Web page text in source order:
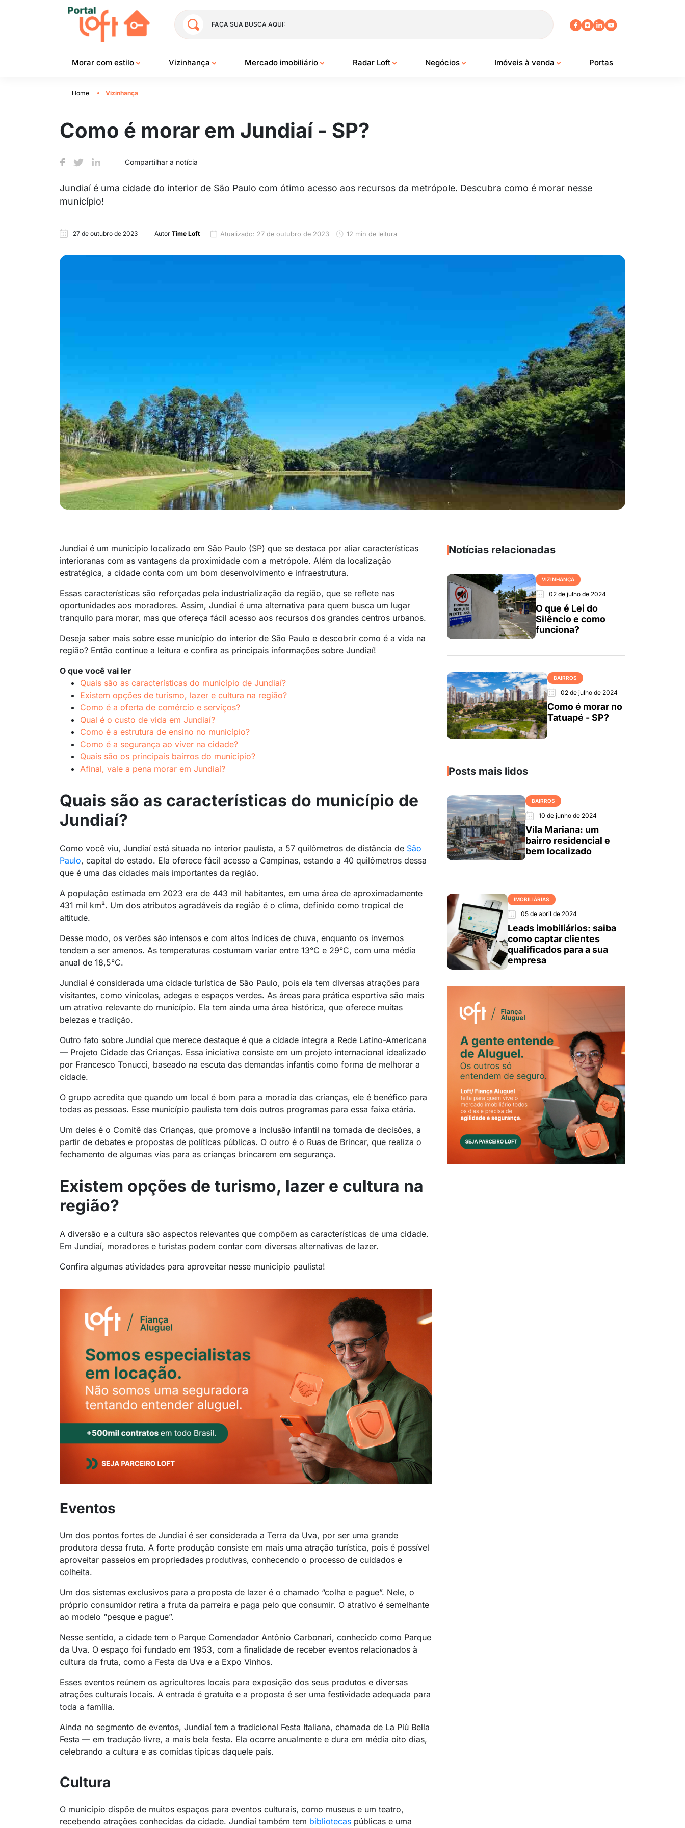
FAÇA SUA BUSCA AQUI:
Morar com estilo Vizinhança Mercado imobiliário Radar Loft Negócios Imóveis à venda Portas
Home Vizinhança
Como é morar em Jundiaí - SP?
Compartilhar a notícia
Jundiaí é uma cidade do interior de São Paulo com ótimo acesso aos recursos da metrópole. Descubra como é morar nesse
município!
27 de outubro de 2023 Autor Time Loft Atualizado: 27 de outubro de 2023 12 min de leitura
Jundiaí é um município localizado em São Paulo (SP) que se destaca por aliar características
interioranas com as vantagens da proximidade com a metrópole. Além da localização
estratégica, a cidade conta com um bom desenvolvimento e infraestrutura.
Essas características são reforçadas pela industrialização da região, que se reflete nas
oportunidades aos moradores. Assim, Jundiaí é uma alternativa para quem busca um lugar
tranquilo para morar, mas que ofereça fácil acesso aos recursos dos grandes centros urbanos.
Deseja saber mais sobre esse município do interior de São Paulo e descobrir como é a vida na
região? Então continue a leitura e confira as principais informações sobre Jundiaí!
O que você vai ler
Quais são as características do município de Jundiaí?
Existem opções de turismo, lazer e cultura na região?
Como é a oferta de comércio e serviços?
Qual é o custo de vida em Jundiaí?
Como é a estrutura de ensino no município?
Como é a segurança ao viver na cidade?
Quais são os principais bairros do município?
Afinal, vale a pena morar em Jundiaí?
Quais são as características do município de
Jundiaí?
Como você viu, Jundiaí está situada no interior paulista, a 57 quilômetros de distância de São
Paulo, capital do estado. Ela oferece fácil acesso a Campinas, estando a 40 quilômetros dessa
que é uma das cidades mais importantes da região.
A população estimada em 2023 era de 443 mil habitantes, em uma área de aproximadamente
431 mil km². Um dos atributos agradáveis da região é o clima, definido como tropical de
altitude.
Desse modo, os verões são intensos e com altos índices de chuva, enquanto os invernos
tendem a ser amenos. As temperaturas costumam variar entre 13°C e 29°C, com uma média
anual de 18,5°C.
Jundiaí é considerada uma cidade turística de São Paulo, pois ela tem diversas atrações para
visitantes, como vinícolas, adegas e espaços verdes. As áreas para prática esportiva são mais
um atrativo relevante do município. Ela tem ainda uma área histórica, que oferece muitas
belezas e tradição.
Outro fato sobre Jundiaí que merece destaque é que a cidade integra a Rede Latino-Americana
— Projeto Cidade das Crianças. Essa iniciativa consiste em um projeto internacional idealizado
por Francesco Tonucci, baseado na escuta das demandas infantis como forma de melhorar a
cidade.
O grupo acredita que quando um local é bom para a moradia das crianças, ele é benéfico para
todas as pessoas. Esse município paulista tem dois outros programas para essa faixa etária.
Um deles é o Comitê das Crianças, que promove a inclusão infantil na tomada de decisões, a
partir de debates e propostas de políticas públicas. O outro é o Ruas de Brincar, que realiza o
fechamento de algumas vias para as crianças brincarem em segurança.
Existem opções de turismo, lazer e cultura na
região?
A diversão e a cultura são aspectos relevantes que compõem as características de uma cidade.
Em Jundiaí, moradores e turistas podem contar com diversas alternativas de lazer.
Confira algumas atividades para aproveitar nesse município paulista!
Eventos
Um dos pontos fortes de Jundiaí é ser considerada a Terra da Uva, por ser uma grande
produtora dessa fruta. A forte produção consiste em mais uma atração turística, pois é possível
aproveitar passeios em propriedades produtivas, conhecendo o processo de cuidados e
colheita.
Um dos sistemas exclusivos para a proposta de lazer é o chamado “colha e pague”. Nele, o
próprio consumidor retira a fruta da parreira e paga pelo que consumir. O atrativo é semelhante
ao modelo “pesque e pague”.
Nesse sentido, a cidade tem o Parque Comendador Antônio Carbonari, conhecido como Parque
da Uva. O espaço foi fundado em 1953, com a finalidade de receber eventos relacionados à
cultura da fruta, como a Festa da Uva e a Expo Vinhos.
Esses eventos reúnem os agricultores locais para exposição dos seus produtos e diversas
atrações culturais locais. A entrada é gratuita e a proposta é ser uma festividade adequada para
toda a família.
Ainda no segmento de eventos, Jundiaí tem a tradicional Festa Italiana, chamada de La Più Bella
Festa — em tradução livre, a mais bela festa. Ela ocorre anualmente e dura em média oito dias,
celebrando a cultura e as comidas típicas daquele país.
Cultura
O município dispõe de muitos espaços para eventos culturais, como museus e um teatro,
recebendo atrações conhecidas da cidade. Jundiaí também tem bibliotecas públicas e uma
Notícias relacionadas
VIZINHANÇA
02 de julho de 2024
O que é Lei do
Silêncio e como
funciona?
BAIRROS
02 de julho de 2024
Como é morar no
Tatuapé - SP?
Posts mais lidos
BAIRROS
10 de junho de 2024
Vila Mariana: um
bairro residencial e
bem localizado
IMOBILIÁRIAS
05 de abril de 2024
Leads imobiliários: saiba
como captar clientes
qualificados para a sua
empresa